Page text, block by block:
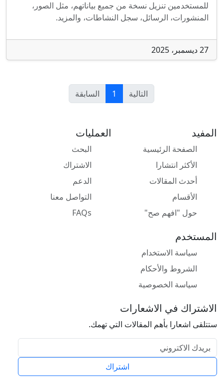
للمستخدمين تنزيل نسخة من جميع بياناتهم، مثل الصور،
المنشورات، الرسائل، سجل النشاطات، والمزيد.
27 ديسمبر، 2025
السابقة 1 التالية
المفيد
الصفحة الرئيسية
الأكثر انتشارا
أحدث المقالات
الأقسام
حول "افهم صح"
العمليات
البحث
الاشتراك
الدعم
التواصل معنا
FAQs
المستخدم
سياسة الاستخدام
الشروط والأحكام
سياسة الخصوصية
الاشتراك في الاشعارات
ستتلقى اشعارا بأهم المقالات التي تهمك.
البريد الالكتروني
اشتراك